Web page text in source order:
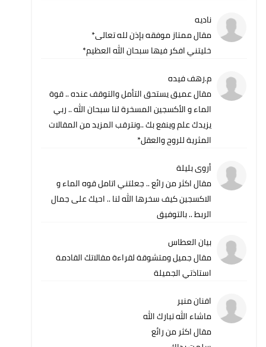
ناديه
مقال ممتاز موفقه بإذن لله تعالى*
خليتني افكر فيها سبحان الله العظيم*
م.رهف فيده
مقال عميق يستحق التأمل والتوقف عنده .. قوة
الماء و الأكسجين المسخرة لنا سبحان الله .. ربي
يزيدك علم وينفع بك ..ونترقب المزيد من المقالات
المثرية للروح والعقل*
أروى بليلة
مقال اكثر من رائع .. جعلتني اتامل قوه الماء و
الاكسجين كيف سخرها الله لنا .. احيك على جمال
الربط .. بالتوفيق
بيان العطاس
مقال جميل ومتشوقة لقراءة مقالاتك القادمة
استاذتي الجميلة
افنان منير
ماشاء الله تبارك الله
مقال اكثر من رائع